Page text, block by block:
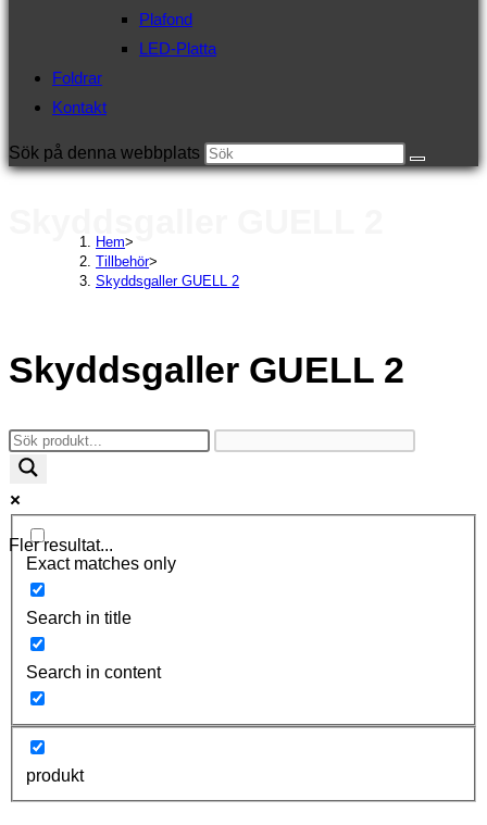
Plafond
LED-Platta
Foldrar
Kontakt
Sök på denna webbplats
Hem>
Tillbehör>
Skyddsgaller GUELL 2
Skyddsgaller GUELL 2
Fler resultat...
Exact matches only
Search in title
Search in content
produkt